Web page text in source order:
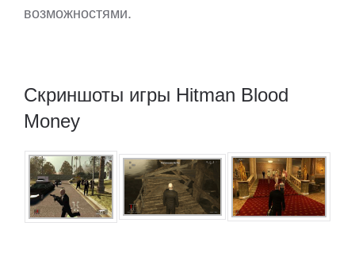
возможностями.
Скриншоты игры Hitman Blood
Money